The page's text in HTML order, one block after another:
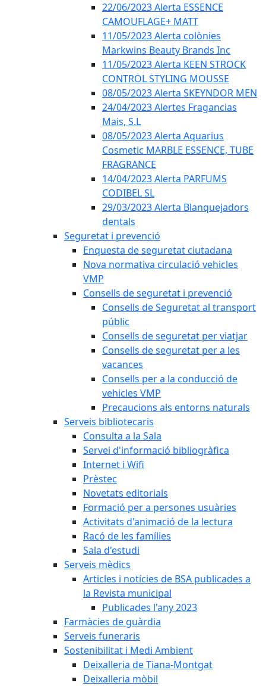
22/06/2023 Alerta ESSENCE
CAMOUFLAGE+ MATT
11/05/2023 Alerta colònies
Markwins Beauty Brands Inc
11/05/2023 Alerta KEEN STROCK
CONTROL STYLING MOUSSE
08/05/2023 Alerta SKEYNDOR MEN
24/04/2023 Alertes Fragancias
Mais, S.L
08/05/2023 Alerta Aquarius
Cosmetic MARBLE ESSENCE, TUBE
FRAGRANCE
14/04/2023 Alerta PARFUMS
CODIBEL SL
29/03/2023 Alerta Blanquejadors
dentals
Seguretat i prevenció
Enquesta de seguretat ciutadana
Nova normativa circulació vehicles
VMP
Consells de seguretat i prevenció
Consells de Seguretat al transport
públic
Consells de seguretat per viatjar
Consells de seguretat per a les
vacances
Consells per a la conducció de
vehicles VMP
Precaucions als entorns naturals
Serveis bibliotecaris
Consulta a la Sala
Servei d'informació bibliogràfica
Internet i Wifi
Prèstec
Novetats editorials
Formació per a persones usuàries
Activitats d'animació de la lectura
Racó de les famílies
Sala d'estudi
Serveis mèdics
Articles i notícies de BSA publicades a
la Revista municipal
Publicades l'any 2023
Farmàcies de guàrdia
Serveis funeraris
Sostenibilitat i Medi Ambient
Deixalleria de Tiana-Montgat
Deixalleria mòbil